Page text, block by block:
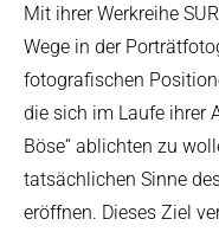
Mit ihrer Werkreihe
Wege in der
fotografischen
die sich im Laufe ihrer
Böse“ ablichten zu
tatsächlichen Sinne
eröffnen. Dieses Ziel